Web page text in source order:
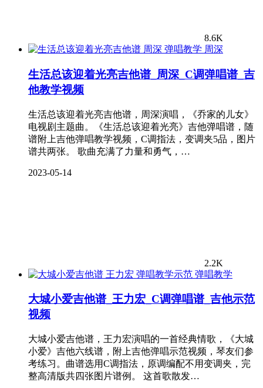
8.6K
周深
生活总该迎着光亮吉他谱_周深_C调弹唱谱_吉
他教学视频
生活总该迎着光亮吉他谱，周深演唱，《乔家的儿女》
电视剧主题曲。《生活总该迎着光亮》吉他弹唱谱，随
谱附上吉他弹唱教学视频，C调指法，变调夹5品，图片
谱共两张。 歌曲充满了力量和勇气，…
2023-05-14
2.2K
弹唱教学
大城小爱吉他谱_王力宏_C调弹唱谱_吉他示范
视频
大城小爱吉他谱，王力宏演唱的一首经典情歌，《大城
小爱》吉他六线谱，附上吉他弹唱示范视频，琴友们参
考练习。曲谱选用C调指法，原调编配不用变调夹，完
整高清版共四张图片谱例。 这首歌散发…